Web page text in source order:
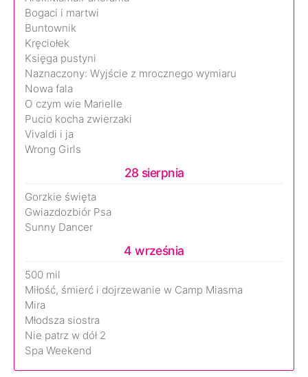
Bogaci i martwi
Buntownik
Kręciołek
Księga pustyni
Naznaczony: Wyjście z mrocznego wymiaru
Nowa fala
O czym wie Marielle
Pucio kocha zwierzaki
Vivaldi i ja
Wrong Girls
28 sierpnia
Gorzkie święta
Gwiazdozbiór Psa
Sunny Dancer
4 września
500 mil
Miłość, śmierć i dojrzewanie w Camp Miasma
Mira
Młodsza siostra
Nie patrz w dół 2
Spa Weekend